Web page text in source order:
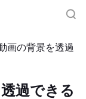
画の背景を透過
過できる